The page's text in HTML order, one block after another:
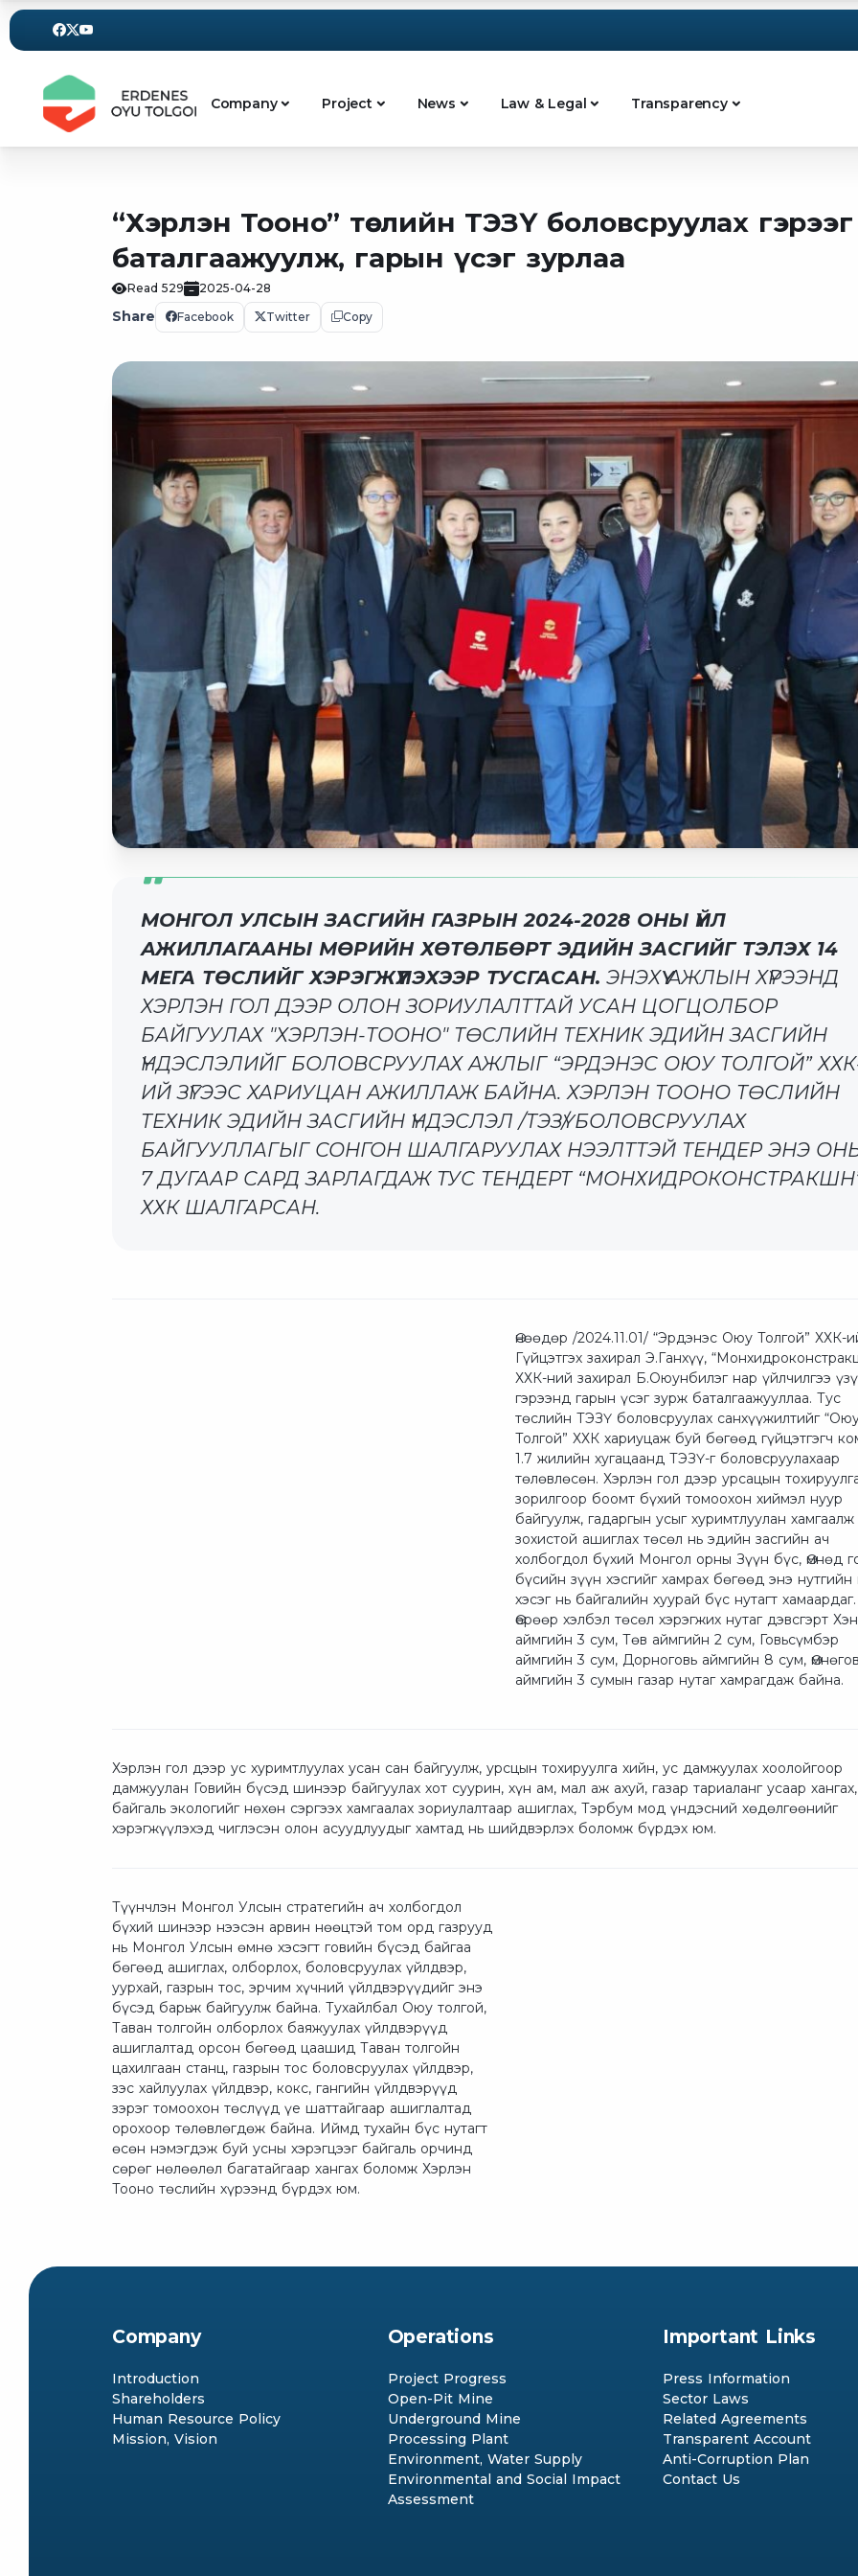
Company Project News Law & Legal Transparency
“Хэрлэн Тооно” төслийн ТЭЗҮ боловсруулах гэрээг
баталгаажуулж, гарын үсэг зурлаа
Read 529 2025-04-28
Share Facebook Twitter Copy
МОНГОЛ УЛСЫН ЗАСГИЙН ГАЗРЫН 2024-2028 ОНЫ ҮЙЛ
АЖИЛЛАГААНЫ МӨРИЙН ХӨТӨЛБӨРТ ЭДИЙН ЗАСГИЙГ ТЭЛЭХ 14
МЕГА ТӨСЛИЙГ ХЭРЭГЖҮҮЛЭХЭЭР ТУСГАСАН. ЭНЭХҮҮ АЖЛЫН ХҮРЭЭНД
ХЭРЛЭН ГОЛ ДЭЭР ОЛОН ЗОРИУЛАЛТТАЙ УСАН ЦОГЦОЛБОР
БАЙГУУЛАХ "ХЭРЛЭН-ТООНО" ТӨСЛИЙН ТЕХНИК ЭДИЙН ЗАСГИЙН
ҮНДЭСЛЭЛИЙГ БОЛОВСРУУЛАХ АЖЛЫГ “ЭРДЭНЭС ОЮУ ТОЛГОЙ”
ИЙ ЗҮГЭЭС ХАРИУЦАН АЖИЛЛАЖ БАЙНА. ХЭРЛЭН ТООНО ТӨСЛИЙН
ТЕХНИК ЭДИЙН ЗАСГИЙН ҮНДЭСЛЭЛ /ТЭЗҮ/ БОЛОВСРУУЛАХ
БАЙГУУЛЛАГЫГ СОНГОН ШАЛГАРУУЛАХ НЭЭЛТТЭЙ ТЕНДЕР ЭНЭ
7 ДУГААР САРД ЗАРЛАГДАЖ ТУС ТЕНДЕРТ
ХХК ШАЛГАРСАН.
Өнөөдөр /2024.11.01/ “Эрдэнэс Оюу Толгой” ХХК-
Гүйцэтгэх захирал Э.Ганхүү,
ХХК-ний захирал Б.Оюунбилэг нар үйлчилгээ
гэрээнд гарын үсэг зурж баталгаажууллаа. Тус
төслийн ТЭЗҮ боловсруулах санхүүжилтийг
Толгой” ХХК хариуцаж буй бөгөөд гүйцэтгэгч
1.7 жилийн хугацаанд ТЭЗҮ-г боловсруулахаар
төлөвлөсөн. Хэрлэн гол дээр урсацын
зорилгоор боомт бүхий томоохон хиймэл нуур
байгуулж, гадаргын усыг хуримтлуулан хамгаалж
зохистой ашиглах төсөл нь эдийн засгийн ач
холбогдол бүхий Монгол орны Зүүн бүс, Өмнөд
бүсийн зүүн хэсгийг хамрах бөгөөд энэ нутгийн
хэсэг нь байгалийн хуурай бүс нутагт хамаардаг.
Өөрөөр хэлбэл төсөл хэрэгжих нутаг дэвсгэрт
аймгийн 3 сум, Төв аймгийн 2 сум, Говьсүмбэр
аймгийн 3 сум, Дорноговь аймгийн 8 сум,
аймгийн 3 сумын газар нутаг хамрагдаж байна.
Хэрлэн гол дээр ус хуримтлуулах усан сан байгуулж, урсцын тохируулга хийн, ус дамжуулах хоолойгоор
дамжуулан Говийн бүсэд шинээр байгуулах хот суурин, хүн ам, мал аж ахуй, газар тариаланг усаар хангах,
байгаль экологийг нөхөн сэргээх хамгаалах зориулалтаар ашиглах, Тэрбум мод үндэсний хөдөлгөөнийг
хэрэгжүүлэхэд чиглэсэн олон асуудлуудыг хамтад нь шийдвэрлэх боломж бүрдэх юм.
Түүнчлэн Монгол Улсын стратегийн ач холбогдол
бүхий шинээр нээсэн арвин нөөцтэй том орд газрууд
нь Монгол Улсын өмнө хэсэгт говийн бүсэд байгаа
бөгөөд ашиглах, олборлох, боловсруулах үйлдвэр,
уурхай, газрын тос, эрчим хүчний үйлдвэрүүдийг энэ
бүсэд барьж байгуулж байна. Тухайлбал Оюу толгой,
Таван толгойн олборлох баяжуулах үйлдвэрүүд
ашиглалтад орсон бөгөөд цаашид Таван толгойн
цахилгаан станц, газрын тос боловсруулах үйлдвэр,
зэс хайлуулах үйлдвэр, кокс, гангийн үйлдвэрүүд
зэрэг томоохон төслүүд үе шаттайгаар ашиглалтад
орохоор төлөвлөгдөж байна. Иймд тухайн бүс нутагт
өсөн нэмэгдэж буй усны хэрэгцээг байгаль орчинд
сөрөг нөлөөлөл багатайгаар хангах боломж Хэрлэн
Тооно төслийн хүрээнд бүрдэх юм.
Company
Introduction
Shareholders
Human Resource Policy
Mission, Vision
Operations
Project Progress
Open-Pit Mine
Underground Mine
Processing Plant
Environment, Water Supply
Environmental and Social Impact
Assessment
Important Links
Press Information
Sector Laws
Related Agreements
Transparent Account
Anti-Corruption Plan
Contact Us